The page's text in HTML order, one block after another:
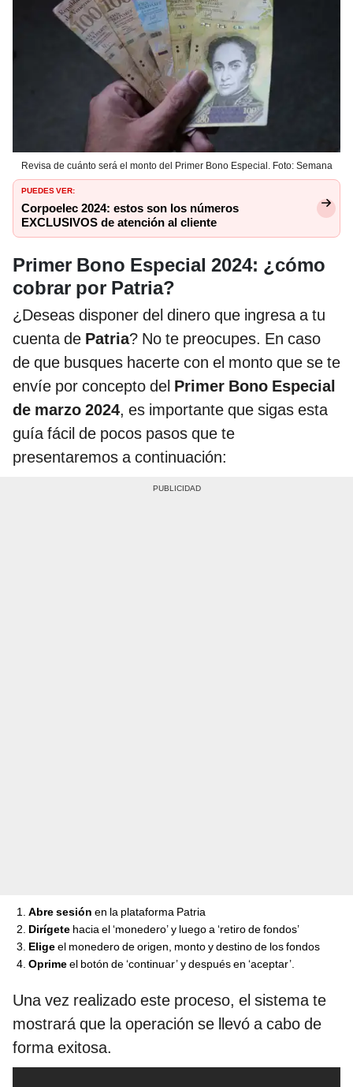
Revisa de cuánto será el monto del Primer Bono Especial. Foto: Semana
PUEDES VER:
Corpoelec 2024: estos son los números
EXCLUSIVOS de atención al cliente
Primer Bono Especial 2024: ¿cómo
cobrar por Patria?
¿Deseas disponer del dinero que ingresa a tu
cuenta de Patria? No te preocupes. En caso
de que busques hacerte con el monto que se te
envíe por concepto del Primer Bono Especial
de marzo 2024, es importante que sigas esta
guía fácil de pocos pasos que te
presentaremos a continuación:
Abre sesión en la plataforma Patria
Dirígete hacia el ‘monedero’ y luego a ‘retiro de fondos’
Eligeel monedero de origen, monto y destino de los fondos
Oprimeel botón de ‘continuar’ y después en ‘aceptar’.
Una vez realizado este proceso, el sistema te
mostrará que la operación se llevó a cabo de
forma exitosa.